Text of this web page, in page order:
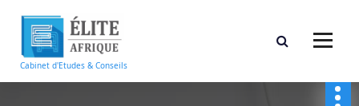
r
Cabinet d'Etudes & Conseils